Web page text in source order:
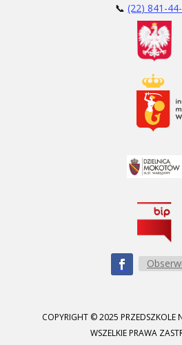
📞(22) 841-
COPYRIGHT © 2025 PRZEDSZKOLE
WSZELKIE PRAWA